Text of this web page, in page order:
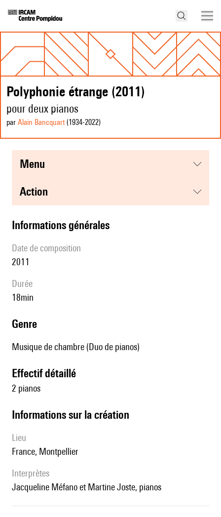
Polyphonie étrange (2011)
pour deux pianos
par Alain Bancquart(1934-2022)
menu
action
informations générales
date de composition
2011
durée
18min
genre
Musique de chambre (Duo de pianos)
effectif détaillé
2 pianos
informations sur la création
lieu
France, Montpellier
interprètes
Jacqueline Méfano et Martine Joste, pianos